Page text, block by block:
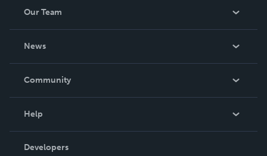
Our Team
News
In The News
Community
Podcast
Help
Order Lookup
Developers